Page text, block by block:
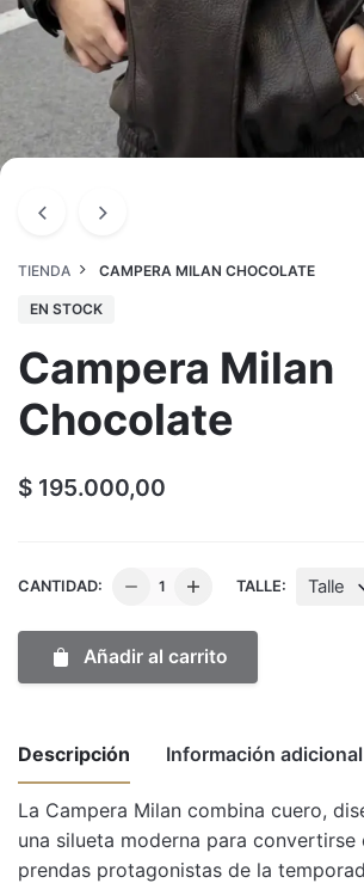
TIENDA CAMPERA MILAN CHOCOLATE
EN STOCK
Campera Milan
Chocolate
$ 195.000,00
CANTIDAD:
Campera
cantidad
TALLE: Talle
Añadir al carrito
Descripción Información adicional
La Campera Milan combina cuero,
una silueta moderna para convertirse
prendas protagonistas de la
Weight 1 kg